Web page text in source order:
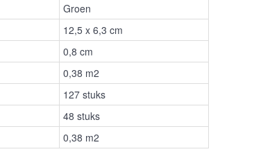
Groen
12,5 x 6,3 cm
0,8 cm
0,38 m2
127 stuks
48 stuks
0,38 m2